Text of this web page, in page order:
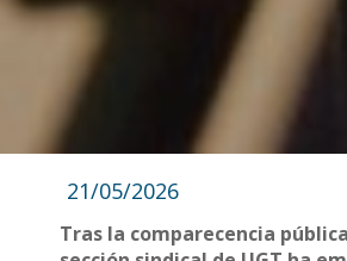
21/05/2026
Tras la comparecencia